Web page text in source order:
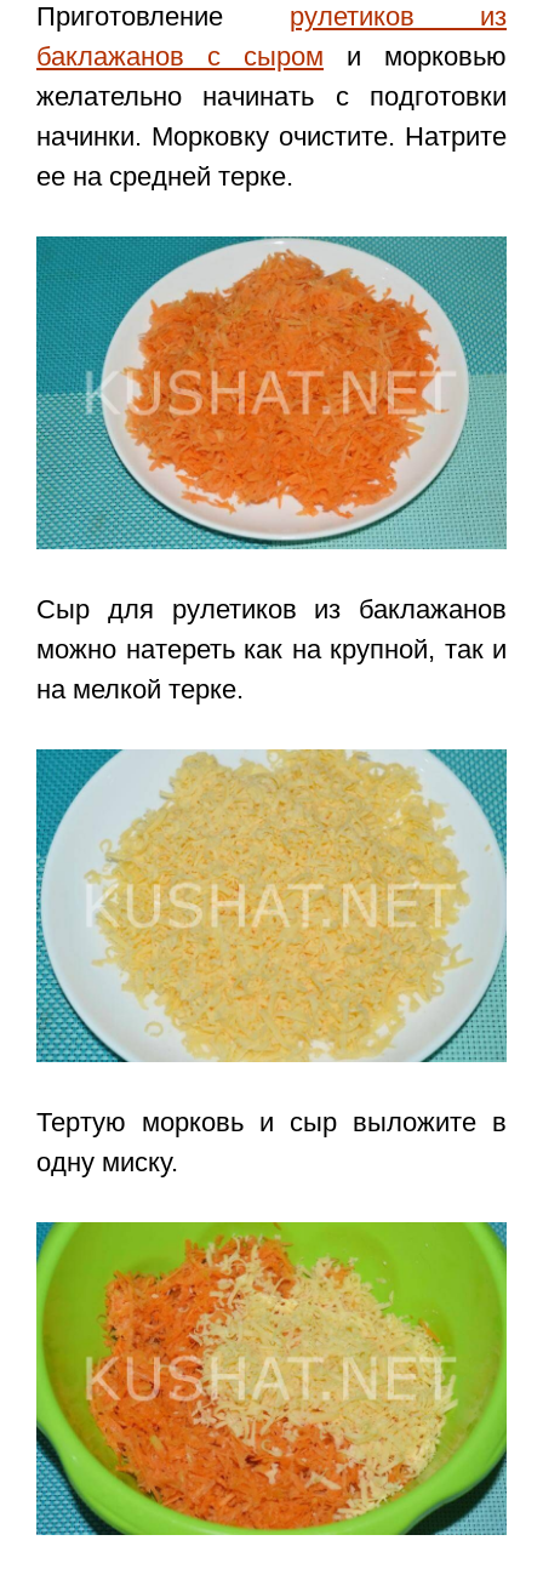
Приготовление рулетиков из
баклажанов с сыром и морковью
желательно начинать с подготовки
начинки. Морковку очистите. Натрите
ее на средней терке.
Сыр для рулетиков из баклажанов
можно натереть как на крупной, так и
на мелкой терке.
Тертую морковь и сыр выложите в
одну миску.